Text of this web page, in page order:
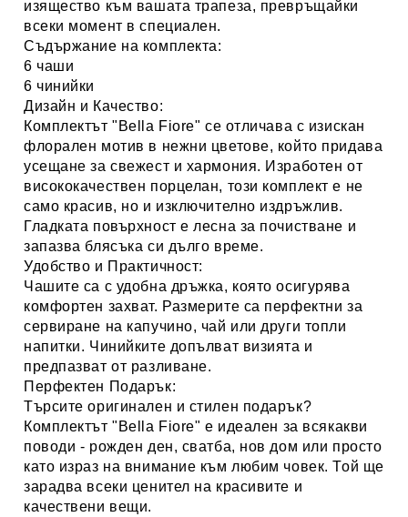
изящество към вашата трапеза, превръщайки
всеки момент в специален.
Съдържание на комплекта:
6 чаши
6 чинийки
Дизайн и Качество:
Комплектът "Bella Fiore" се отличава с изискан
флорален мотив в нежни цветове, който придава
усещане за свежест и хармония. Изработен от
висококачествен порцелан, този комплект е не
само красив, но и изключително издръжлив.
Гладката повърхност е лесна за почистване и
запазва блясъка си дълго време.
Удобство и Практичност:
Чашите са с удобна дръжка, която осигурява
комфортен захват. Размерите са перфектни за
сервиране на капучино, чай или други топли
напитки. Чинийките допълват визията и
предпазват от разливане.
Перфектен Подарък:
Търсите оригинален и стилен подарък?
Комплектът "Bella Fiore" е идеален за всякакви
поводи - рожден ден, сватба, нов дом или просто
като израз на внимание към любим човек. Той ще
зарадва всеки ценител на красивите и
качествени вещи.